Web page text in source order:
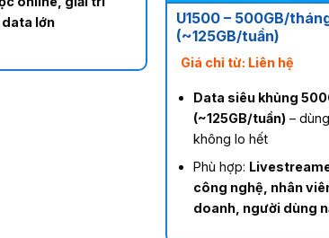
data lớn
U1500 – 500GB/
(~125GB/tuần)
Giá chỉ từ: Liên hệ
Data siêu khủng
(~125GB/tuần)–
không lo hết
Phù hợp:
công nghệ, nhân
doanh, người dùng